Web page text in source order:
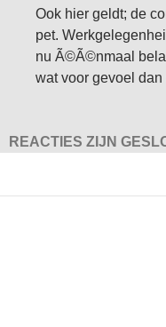
Ook hier geldt; de
pet.
nu Ã©Ã©nmaal
wat voor gevoel
REACTIES ZIJN